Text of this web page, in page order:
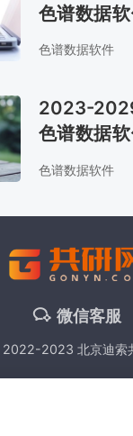
色谱数据
与投资策略
色谱数据软件
2023-
色谱数据
与行业发展
色谱数据软件
微信客服
2023 北京迪索